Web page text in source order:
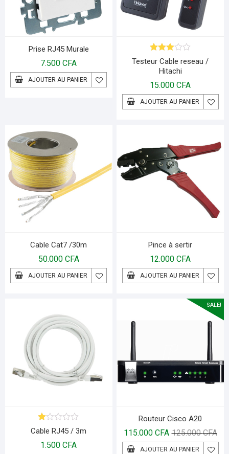
Prise RJ45 Murale
7.500CFA
AJOUTER AU PANIER
Note
3.00
sur 5
Testeur Cable reseau /
Hitachi
15.000 CFA
AJOUTER AU PANIER
Cable Cat7 /30m
50.000 CFA
AJOUTER AU PANIER
Pince à sertir
12.000 CFA
AJOUTER AU PANIER
N
ot
e
Cable RJ45 / 3m
1.500CFA
SALE!
Routeur Cisco A20
125.000CFA
115.000 CFA
AJOUTER AU PANIER